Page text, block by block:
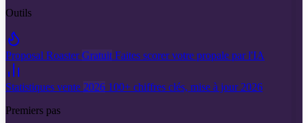
Outils
Proposal RoasterGratuit Faites scorer votre propale par l'IA
Statistiques vente 2026 100+ chiffres clés, mise à jour 2026
Premiers pas